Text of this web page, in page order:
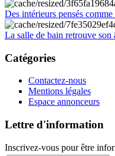
Des intérieurs pensés
La salle de bain retrouve
Catégories
Contactez-nous
Mentions légales
Espace annonceurs
Lettre d'information
Inscrivez-vous pour être